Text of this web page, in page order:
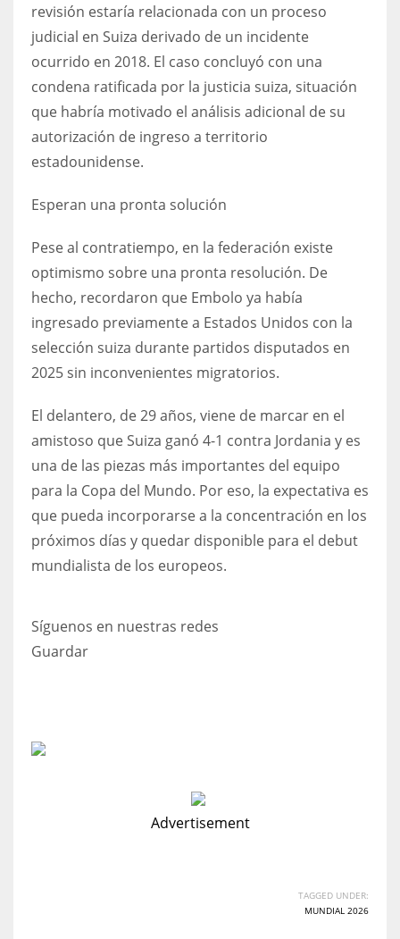
revisión estaría relacionada con un proceso
judicial en Suiza derivado de un incidente
ocurrido en 2018. El caso concluyó con una
condena ratificada por la justicia suiza, situación
que habría motivado el análisis adicional de su
autorización de ingreso a territorio
estadounidense.
Esperan una pronta solución
Pese al contratiempo, en la federación existe
optimismo sobre una pronta resolución. De
hecho, recordaron que Embolo ya había
ingresado previamente a Estados Unidos con la
selección suiza durante partidos disputados en
2025 sin inconvenientes migratorios.
El delantero, de 29 años, viene de marcar en el
amistoso que Suiza ganó 4-1 contra Jordania y es
una de las piezas más importantes del equipo
para la Copa del Mundo. Por eso, la expectativa es
que pueda incorporarse a la concentración en los
próximos días y quedar disponible para el debut
mundialista de los europeos.
Síguenos en nuestras redes
Guardar
Advertisement
TAGGED UNDER:
MUNDIAL 2026